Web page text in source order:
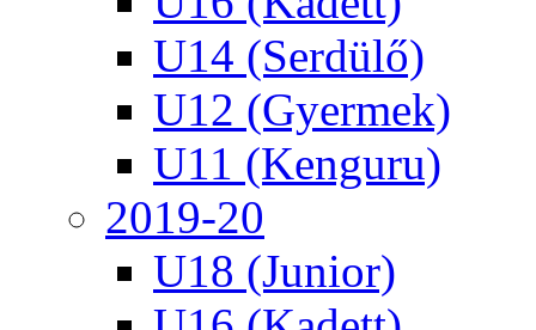
U14 (Serdülő)
U12 (Gyermek)
U11 (Kenguru)
2019-20
U18 (Junior)